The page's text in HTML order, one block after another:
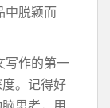
中脱颖而
写作的第一
。记得好